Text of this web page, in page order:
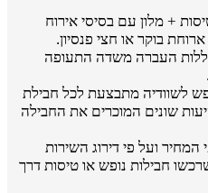
+ מלון עם בסיסי אירוח
בוקר או חצי פנסיון.
העברה משדה התעופה
לשוודיה מתבצעת לכל חבילת
שונים המוכרים את החבילה
ועל פי דירוג השירות
חבילות נופש או טיסות דרך